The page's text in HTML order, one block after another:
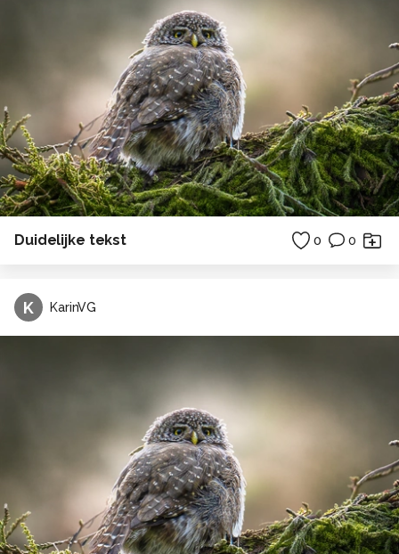
Duidelijke tekst 0 0
K KarinVG